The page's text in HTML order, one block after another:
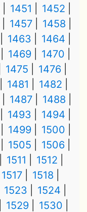
1451
1452
1457
1458
1463
1464
1469
1470
1475
1476
1481
1482
1487
1488
1493
1494
1499
1500
1505
1506
1511
1512
1517
1518
1523
1524
1529
1530